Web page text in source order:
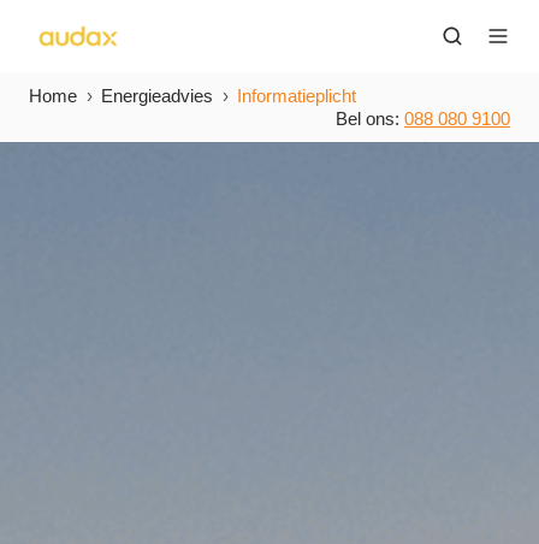
Home Energieadvies
Informatieplicht
Bel ons: 088 080 9100